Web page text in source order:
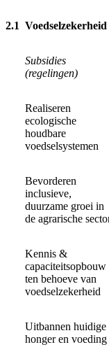
2.1 Voedselzekerheid
Subsidies
(regelingen)
Realiseren
ecologische
houdbare
voedselsystemen
Bevorderen
inclusieve,
duurzame groei in
de agrarische
Kennis &
capaciteitsopbouw
ten behoeve van
voedselzekerheid
Uitbannen huidige
honger en voeding